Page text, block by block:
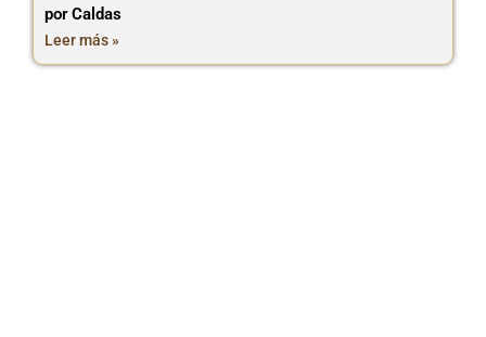
por Caldas
Leer más »